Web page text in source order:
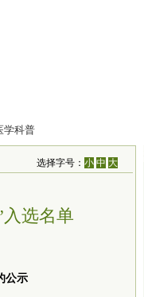
学科普
选择字号：小 中 大
入选名单
公示